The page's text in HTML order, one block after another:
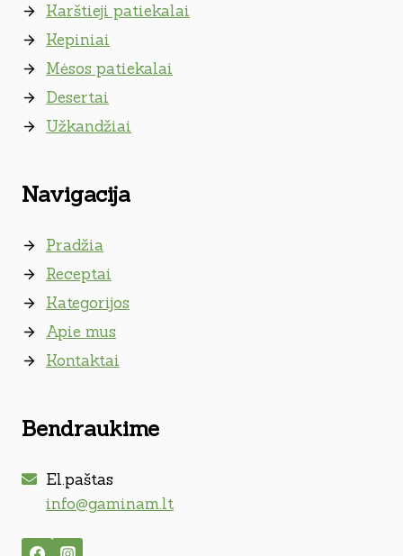
Karštieji patiekalai
Kepiniai
Mėsos patiekalai
Desertai
Užkandžiai
Navigacija
Pradžia
Receptai
Kategorijos
Apie mus
Kontaktai
Bendraukime
El.paštas
info@gaminam.lt